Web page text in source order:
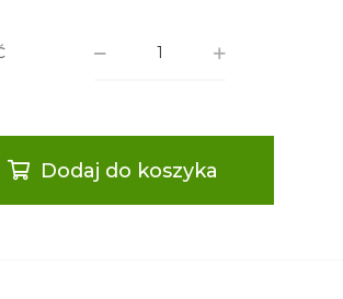
Dodaj do koszyka